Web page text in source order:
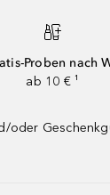
Proben nach
ab 10 € ¹